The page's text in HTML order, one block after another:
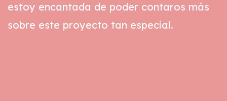
estoy encantada de poder contaros más
sobre este proyecto tan especial.